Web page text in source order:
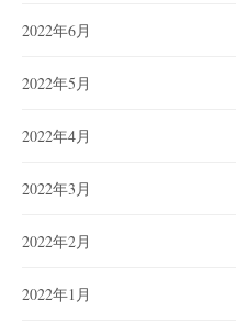
2022年6月
2022年5月
2022年4月
2022年3月
2022年2月
2022年1月